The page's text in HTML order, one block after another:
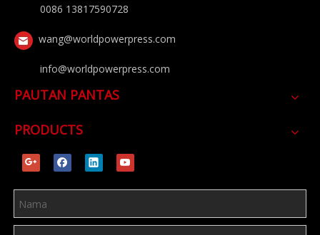
0086 13817590728
wang@worldpowerpress.com
info@worldpowerpress.com
PAUTAN PANTAS
PRODUCTS